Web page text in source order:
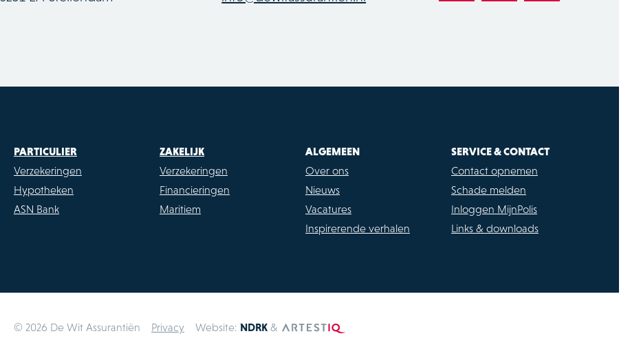
PARTICULIER
Verzekeringen
Hypotheken
ASN Bank
ZAKELIJK
Verzekeringen
Financieringen
Maritiem
ALGEMEEN
Over ons
Nieuws
Vacatures
Inspirerende verhalen
SERVICE & CONTACT
Contact opnemen
Schade melden
Inloggen MijnPolis
Links & downloads
© 2026 De Wit Assurantiën Privacy Website: NDRK &